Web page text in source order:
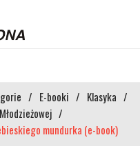
/ E-booki / Klasyka /
/
mundurka (e-book)